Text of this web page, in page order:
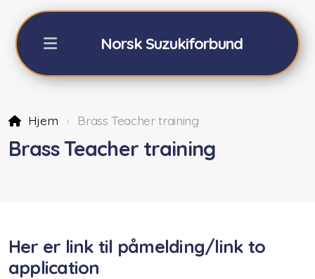
Norsk Suzukiforbund
Hjem Brass Teacher training
Brass Teacher training
Her er link til påmelding/link to
application
NSFs Sommerkurs Geilo
Påmelding sommerkurs -26
Akkompagnatører